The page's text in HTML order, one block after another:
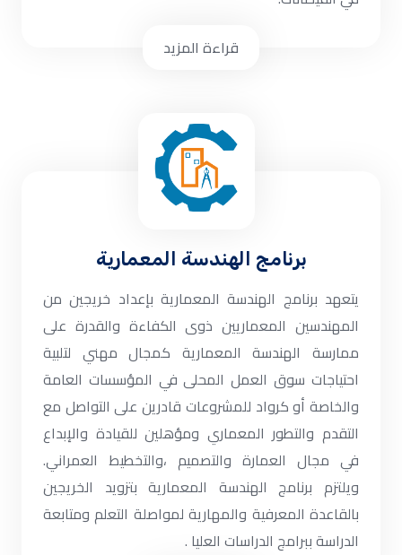
قراءة المزيد
برنامج الهندسة المعمارية
يتعهد برنامج الهندسة المعمارية بإعداد خريجين من
المهندسين المعماريين ذوى الكفاءة والقدرة على
ممارسة الهندسة المعمارية كمجال مهني لتلبية
احتياجات سوق العمل المحلى في المؤسسات العامة
والخاصة أو كرواد للمشروعات قادرين على التواصل مع
التقدم والتطور المعماري ومؤهلين للقيادة والإبداع
في مجال العمارة والتصميم ،والتخطيط العمراني.
ويلتزم برنامج الهندسة المعمارية بتزويد الخريجين
بالقاعدة المعرفية والمهارية لمواصلة التعلم ومتابعة
الدراسة ببرامج الدراسات العليا .